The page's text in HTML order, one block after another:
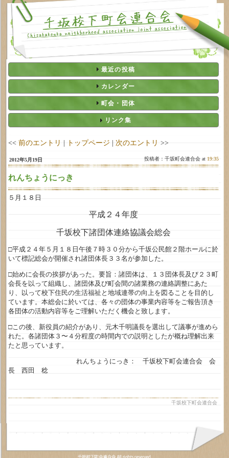
最近の投稿
カレンダー
町会・団体
リンク集
<< 前のエントリ | トップページ | 次のエントリ >>
2012年5月19日 投稿者：千坂町会連合会 at 19:35
れんちょうにっき
５月１８日
平成２４年度
千坂校下諸団体連絡協議会総会
□平成２４年５月１８日午後７時３０分から千坂公民館２階ホールに於
いて標記総会が開催され諸団体長３３名が参加した。
□始めに会長の挨拶があった。要旨：諸団体は、１３団体長及び２３町
会長を以って組織し、諸団体及び町会間の諸業務の連絡調整にあた
り、以って校下住民の生活福祉と地域連帯の向上を図ることを目的し
ています。本総会に於いては、各々の団体の事業内容等をご報告頂き
各団体の活動内容等をご理解いただく機会と致します。
□この後、新役員の紹介があり、元木千明議長を選出して議事が進めら
れた。各諸団体３〜４分程度の時間内での説明としたが概ね理解出来
たと思っています。
れんちょうにっき： 千坂校下町会連合会 会
長 西田 稔
千坂校下町会連合会